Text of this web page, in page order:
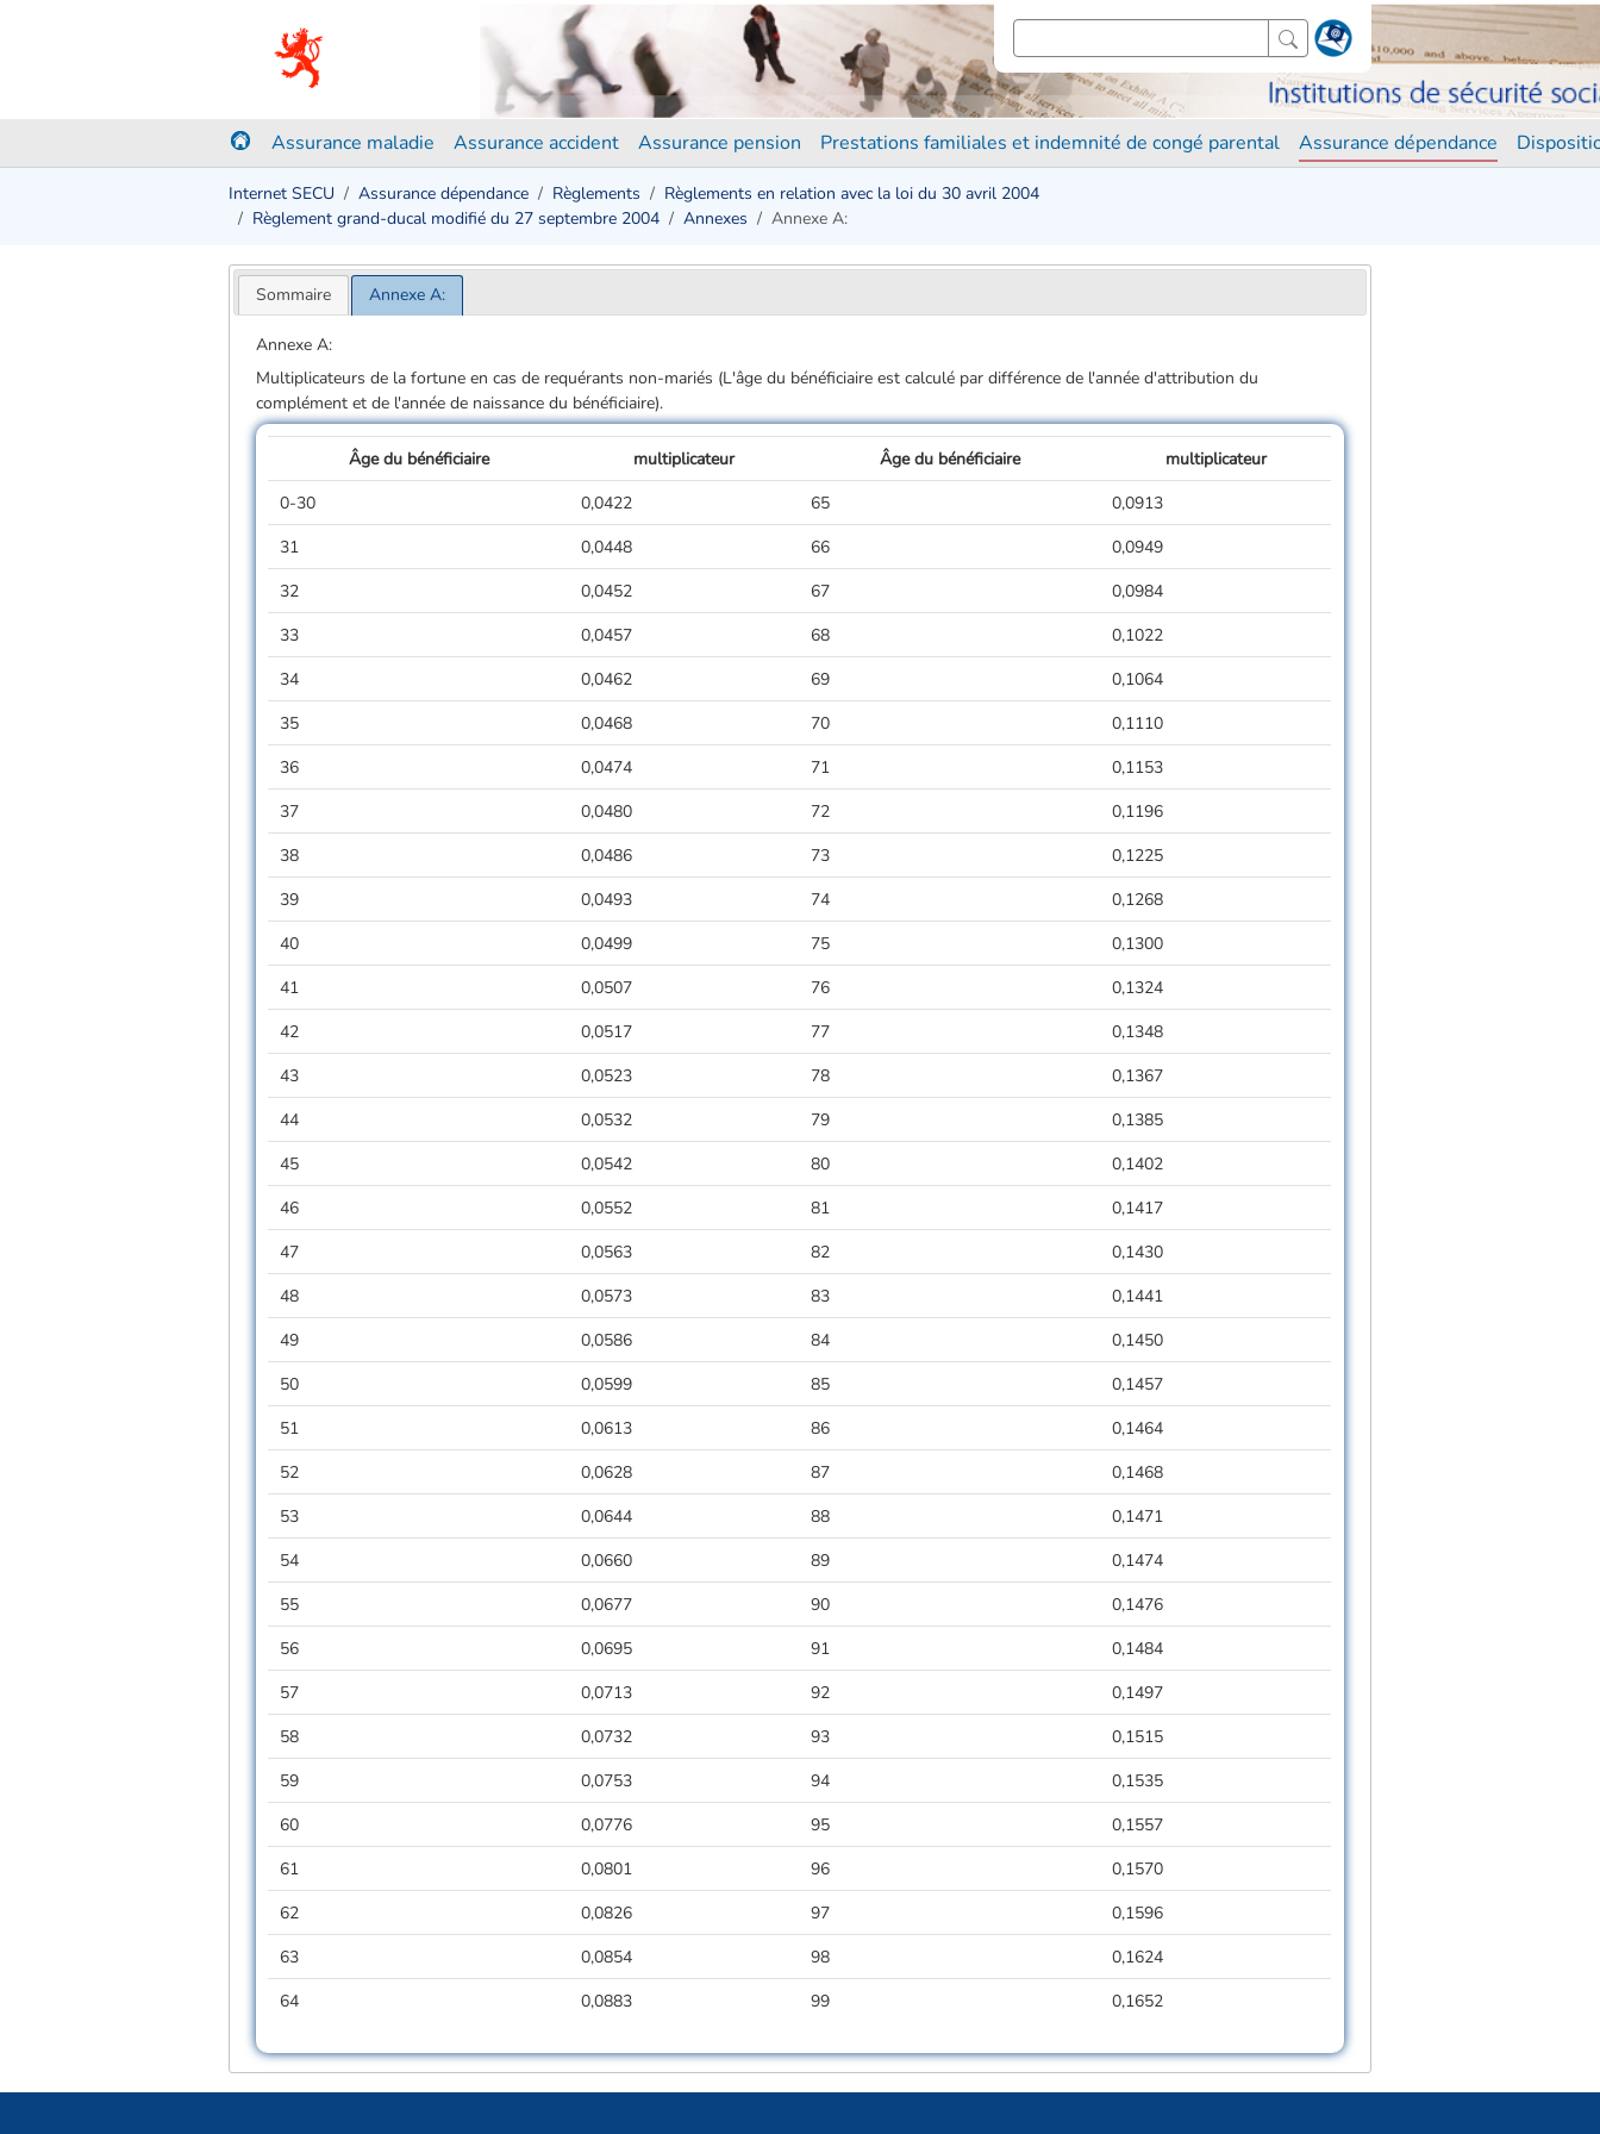
Assurance maladie Assurance accident Assurance pension Prestations familiales et indemnité de congé parental Assurance dépendance
Internet SECU Assurance dépendance Règlements
Règlements en relation avec la loi du 30 avril 2004
Règlement grand-ducal modifié du 27 septembre 2004
Annexes Annexe A:
Sommaire Annexe A:
Annexe A:
Multiplicateurs de la fortune en cas de requérants non-mariés (L'âge du bénéficiaire est calculé par différence de l'année d'attribution du
complément et de l'année de naissance du bénéficiaire).
Âge du bénéficiaire multiplicateur Âge du bénéficiaire
multiplicateur
0-30
0,0422 65
0,0913
31
0,0448 66
0,0949
32
0,0452 67
0,0984
33
0,0457 68
0,1022
34
0,0462 69
0,1064
35
0,0468 70
0,1110
36
0,0474 71
0,1153
37
0,0480 72
0,1196
38
0,0486 73
0,1225
39
0,0493 74
0,1268
40
0,0499 75
0,1300
41
0,0507 76
0,1324
42
0,0517 77
0,1348
43
0,0523 78
0,1367
44
0,0532 79
0,1385
45
0,0542 80
0,1402
46
0,0552 81
0,1417
47
0,0563 82
0,1430
48
0,0573 83
0,1441
49
0,0586 84
0,1450
50
0,0599 85
0,1457
51
0,0613 86
0,1464
52
0,0628 87
0,1468
53
0,0644 88
0,1471
54
0,0660 89
0,1474
55
0,0677 90
0,1476
56
0,0695 91
0,1484
57
0,0713 92
0,1497
58
0,0732 93
0,1515
59
0,0753 94
0,1535
60
0,0776 95
0,1557
61
0,0801 96
0,1570
62
0,0826 97
0,1596
63
0,0854 98
0,1624
64
0,0883 99 0,1652